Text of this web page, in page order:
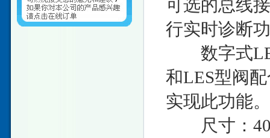
可选的总线
行实时诊断
数字式
和LES型阀
实现此功能。
尺寸：40